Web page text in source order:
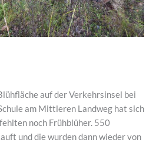
auf der Verkehrsinsel bei
am Mittleren Landweg hat sich
noch Frühblüher. 550
und die wurden dann wieder von